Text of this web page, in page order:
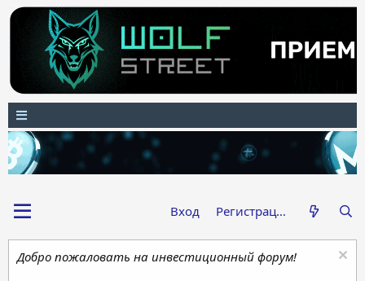
Вход Регистрация
Добро пожаловать на инвестиционный форум!